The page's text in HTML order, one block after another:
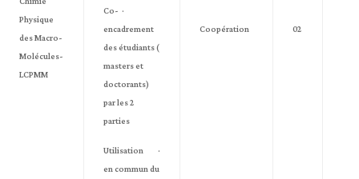
02
Coopération
· Co-
encadrement
des étudiants (
masters et
doctorants)
par les 2
parties
· Utilisation
en commun du
Physique
des Macro-
Molécules-
LCPMM